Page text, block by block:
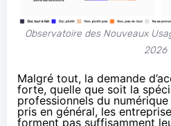
Observatoire des Nouveaux
2026
Malgré tout, la demande
forte, quelle que soit la
professionnels du
pris en général, les
forment pas suffisamment